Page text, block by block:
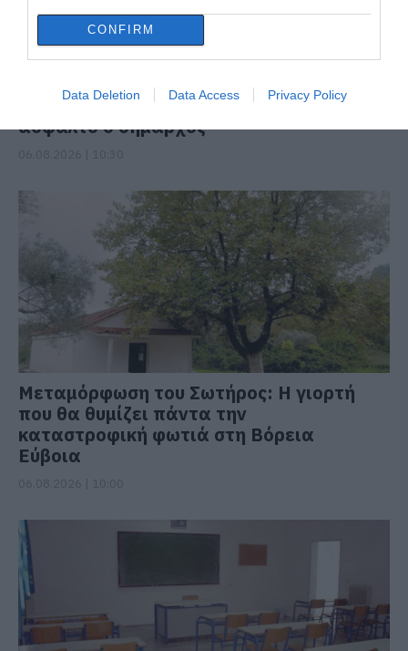
CONFIRM
Data Deletion Data Access Privacy Policy
Σε αυτό τον Δήμο της Εύβοιας τα έργα
δεν κάνουν διακοπές! Που έριξε
άσφαλτο ο δήμαρχος
Μεταμόρφωση του Σωτήρος: Η γιορτή
που θα θυμίζει πάντα την
καταστροφική φωτιά στη Βόρεια
Εύβοια